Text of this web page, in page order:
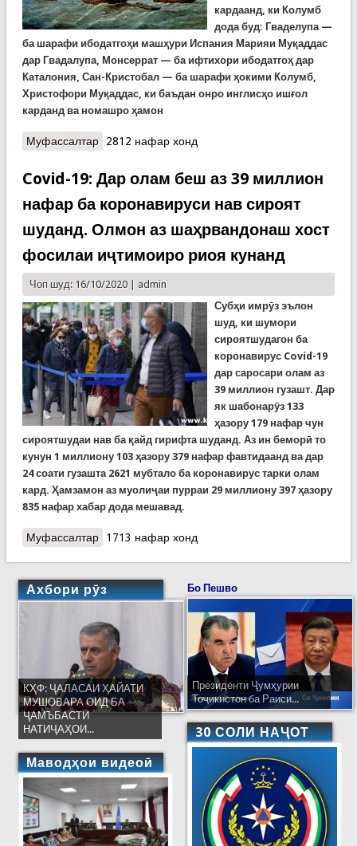
кардаанд, ки Колумб
дода буд: Гваделупа —
ба шарафи ибодатгоҳи машҳури Испания Марияи Муқаддас
дар Гвадалупа, Монсеррат — ба ифтихори ибодатгоҳ дар
Каталония, Сан-Кристобал — ба шарафи ҳокими Колумб,
Христофори Муқаддас, ки баъдан онро инглисҳо ишғол
карданд ва номашро ҳамон
Муфассалтаро Қиссаҳои ҷуғрофӣ. Фоҷеаи Колумб -
баҳру уқёнус. Анҷом
2812 нафар хонд
Covid-19: Дар олам беш аз 39 миллион
нафар ба коронавируси нав сироят
шуданд. Олмон аз шаҳрвандонаш хост
фосилаи иҷтимоиро риоя кунанд
Чоп шуд: 16/10/2020 | admin
Субҳи имрӯз эълон
шуд, ки шумори
сироятшудагон ба
коронавирус Covid-19
дар саросари олам аз
39 миллион гузашт. Дар
як шабонарӯз 133
ҳазору 179 нафар чун
сироятшудаи нав ба қайд гирифта шуданд. Аз ин беморӣ то
кунун 1 миллиону 103 ҳазору 379 нафар фавтидаанд ва дар
24 соати гузашта 2621 мубтало ба коронавирус тарки олам
кард. Ҳамзамон аз муолиҷаи пурраи 29 миллиону 397 ҳазору
835 нафар хабар дода мешавад.
Муфассалтаро Covid-19: Дар олам беш аз 39 миллион нафар
кунанд
1713 нафар хонд
Ахбори рӯз
КҲФ: ҶАЛАСАИ ҲАЙАТИ
МУШОВАРА ОИД БА
ҶАМЪБАСТИ
НАТИҶАҲОИ...
Маводҳои видеоӣ
Бо Пешво
Президенти Ҷумҳурии
Тоҷикистон ба Раиси...
30 СОЛИ НАҶОТ